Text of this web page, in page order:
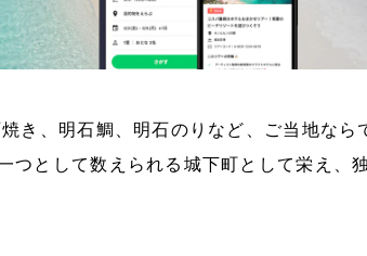
き、明石鯛、明石のりなど、ご当地なら
として数えられる城下町として栄え、